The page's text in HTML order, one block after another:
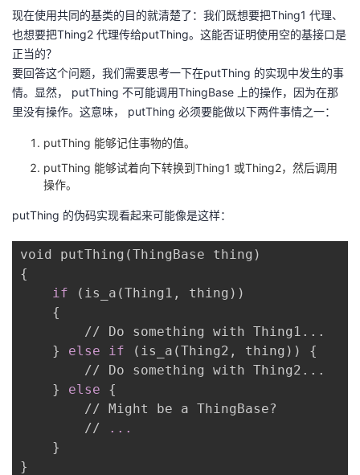
现在使用共同的基类的目的就清楚了：我们既想要把Thing1 代理、
也想要把Thing2 代理传给putThing。这能否证明使用空的基接口是
正当的？
要回答这个问题，我们需要思考一下在putThing 的实现中发生的事
情。显然， putThing 不可能调用ThingBase 上的操作，因为在那
里没有操作。这意味， putThing 必须要能做以下两件事情之一：
putThing 能够记住事物的值。
putThing 能够试着向下转换到Thing1 或Thing2，然后调用
操作。
putThing 的伪码实现看起来可能像是这样：
void putThing(ThingBase thing)
{
if (is_a(Thing1, thing))
    {
        // Do something with Thing1...
    }
else if (is_a(Thing2, thing)) {
        // Do something with Thing2...
    }
else {
        // Might be a ThingBase?
        //
...
    }
}